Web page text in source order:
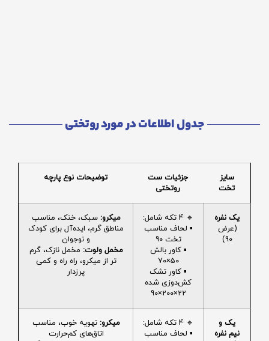
جدول اطلاعات در مورد روتختی
سایز
تخت
جزئیات ست
روتختی
توضیحات نوع پارچه
یک نفره
(عرض
90)
🔹 4 تکه شامل:
▪️ لحاف مناسب
تخت 90
▪️ کاور بالش
50×70
▪️ کاور تشک
کش‌دوزی شده
22×200×90
میکرو: سبک، خنک، مناسب
مناطق گرم، ایده‌آل برای کودک
و نوجوان
مخمل ولوت: مخمل نازک، گرم
تر از میکرو، راه راه و کمی
پرزدار
یک و
نیم نفره
🔹 4 تکه شامل:
▪️ لحاف مناسب
میکرو: تهویه خوب، مناسب
اتاق‌های کم‌حرارت